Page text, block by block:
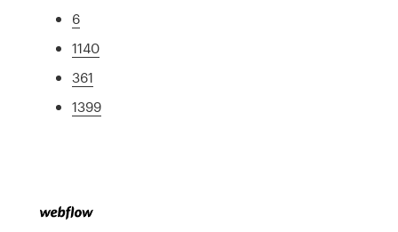
6
1140
361
1399